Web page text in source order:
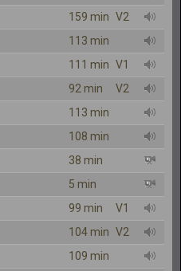
159 min V2
113 min
111 min V1
92 min
V2
113 min
108 min
38 min
5 min
99 min
V1
104 min V2
109 min